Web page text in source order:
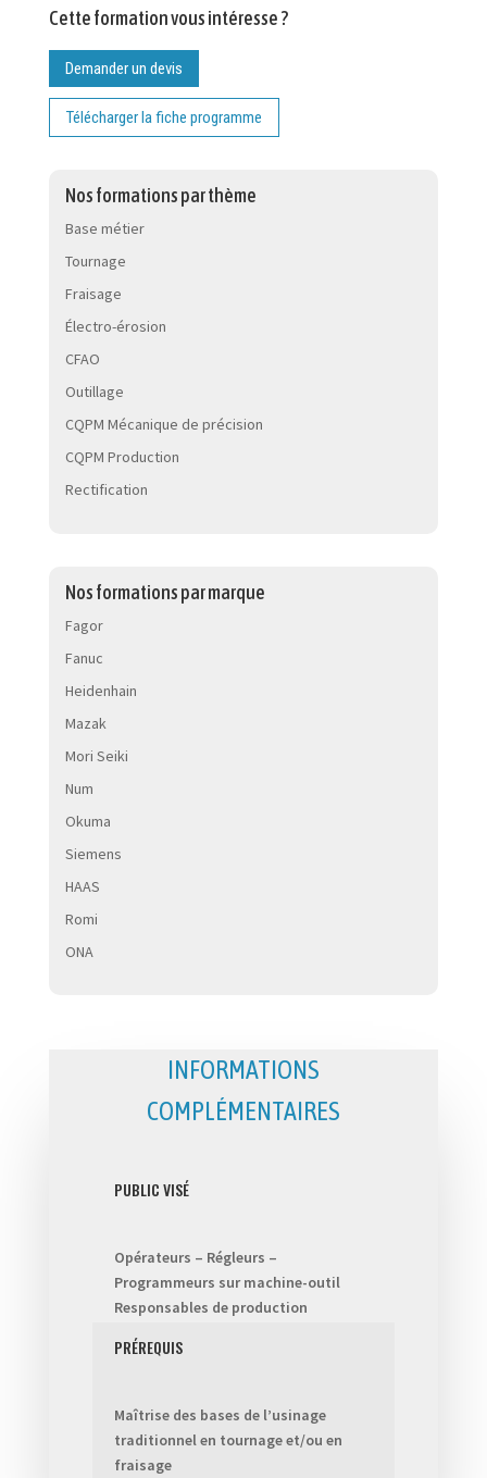
Cette formation vous intéresse ?
Demander un devis
Télécharger la fiche programme
Nos formations par thème
Base métier
Tournage
Fraisage
Électro-érosion
CFAO
Outillage
CQPM Mécanique de précision
CQPM Production
Rectification
Nos formations par marque
Fagor
Fanuc
Heidenhain
Mazak
Mori Seiki
Num
Okuma
Siemens
HAAS
Romi
ONA
INFORMATIONS
COMPLÉMENTAIRES
PUBLIC VISÉ
Opérateurs – Régleurs –
Programmeurs sur machine-outil
Responsables de production
PRÉREQUIS
Maîtrise des bases de l’usinage
traditionnel en tournage et/ou en
fraisage